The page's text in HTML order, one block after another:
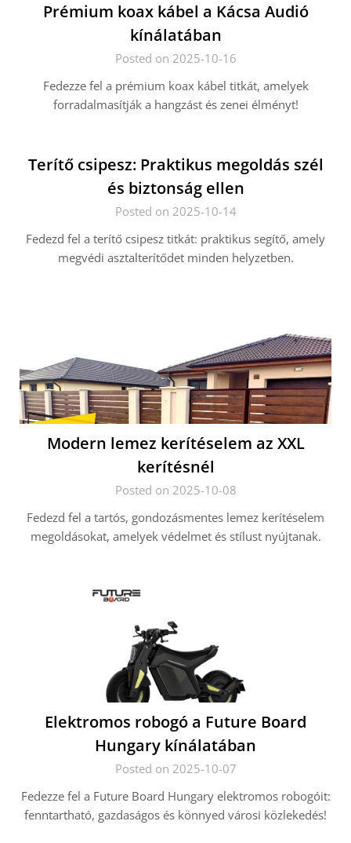
Prémium koax kábel a Kácsa Audió
kínálatában
Posted on 2025-10-16
Fedezze fel a prémium koax kábel titkát, amelyek
forradalmasítják a hangzást és zenei élményt!
Terítő csipesz: Praktikus megoldás szél
és biztonság ellen
Posted on 2025-10-14
Fedezd fel a terítő csipesz titkát: praktikus segítő, amely
megvédi asztalterítődet minden helyzetben.
Modern lemez kerítéselem az XXL
kerítésnél
Posted on 2025-10-08
Fedezd fel a tartós, gondozásmentes lemez kerítéselem
megoldásokat, amelyek védelmet és stílust nyújtanak.
Elektromos robogó a Future Board
Hungary kínálatában
Posted on 2025-10-07
Fedezze fel a Future Board Hungary elektromos robogóit:
fenntartható, gazdaságos és könnyed városi közlekedés!